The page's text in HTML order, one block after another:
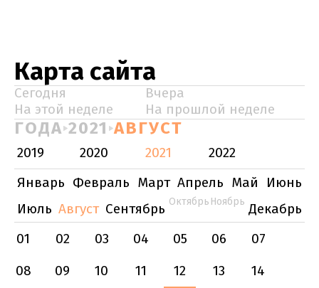
Карта сайта
Сегодня
Вчера
На этой неделе
На прошлой неделе
ГОДА 2021 АВГУСТ
2019 2020 2021
2022
Январь Февраль Март Апрель Май
Июнь
Июль Август Сентябрь Октябрь Ноябрь Декабрь
01
02 03 04 05 06
07
08
09 10 11 12 13
14